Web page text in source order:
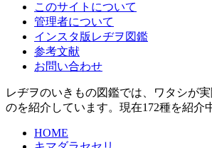
このサイトについて
管理者について
インスタ版レヂヲ図鑑
参考文献
お問い合わせ
レヂヲのいきもの図鑑では、ワタシが
のを紹介しています。現在172種を紹介
HOME